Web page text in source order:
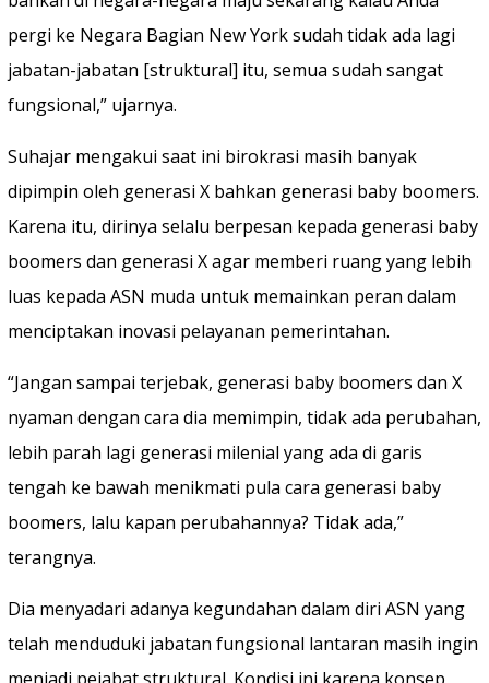
pergi ke Negara Bagian New York sudah tidak ada lagi
jabatan-jabatan [struktural] itu, semua sudah sangat
fungsional,” ujarnya.
Suhajar mengakui saat ini birokrasi masih banyak
dipimpin oleh generasi X bahkan generasi baby boomers.
Karena itu, dirinya selalu berpesan kepada generasi baby
boomers dan generasi X agar memberi ruang yang lebih
luas kepada ASN muda untuk memainkan peran dalam
menciptakan inovasi pelayanan pemerintahan.
“Jangan sampai terjebak, generasi baby boomers dan X
nyaman dengan cara dia memimpin, tidak ada perubahan,
lebih parah lagi generasi milenial yang ada di garis
tengah ke bawah menikmati pula cara generasi baby
boomers, lalu kapan perubahannya? Tidak ada,”
terangnya.
Dia menyadari adanya kegundahan dalam diri ASN yang
telah menduduki jabatan fungsional lantaran masih ingin